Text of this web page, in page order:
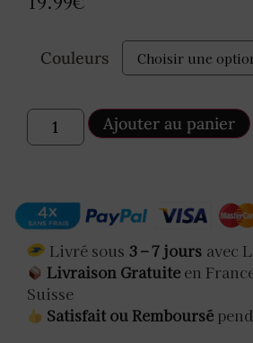
Couleurs
Ajouter au panier
Livré sous 3 – 7 jours avec
Livraison Gratuite en
Suisse
Satisfait ou Remboursé